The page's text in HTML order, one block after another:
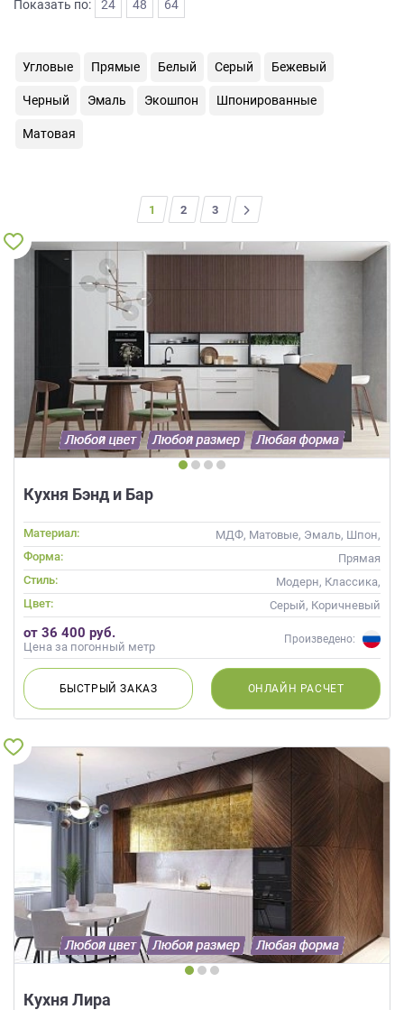
Показать по: 24 48 64
Угловые Прямые Белый Серый Бежевый
Черный Эмаль Экошпон Шпонированные
Матовая
1 2 3
>
Кухня Бэнд и Бар
Материал:
МДФ, Матовые, Эмаль, Шпон,
Глянцевые
Форма:
Прямая
Стиль:
Модерн, Классика,
Скандинавский, Неоклассика,
Современные
Цвет: Серый, Коричневый
от 36 400 руб.
Цена за погонный метр
Произведено:
БЫСТРЫЙЗАКАЗ ОНЛАЙН РАСЧЕТ
Кухня Лира
данных,
также
Согласие
программами
персональных
данных.